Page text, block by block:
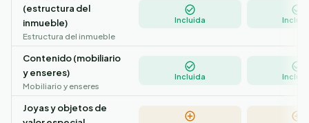
(estructura del
inmueble)
Estructura del inmueble
Incluida
Contenido (mobiliario
y enseres)
Mobiliario y enseres
Incluida
Joyas y objetos de